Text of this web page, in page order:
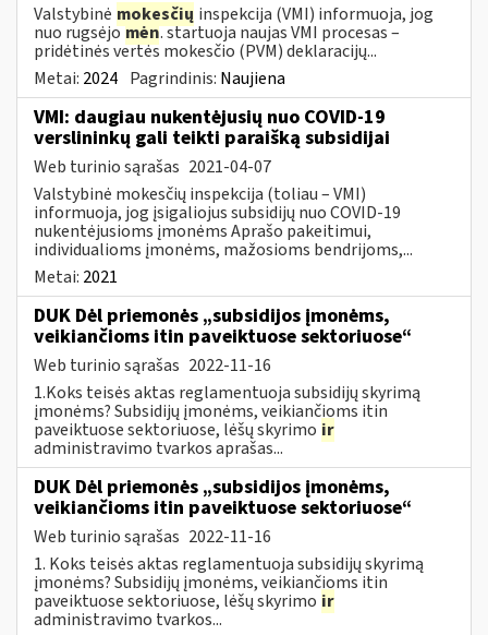
Valstybinė mokesčių inspekcija (VMI) informuoja, jog
nuo rugsėjomėn. startuoja naujas VMI procesas –
pridėtinės vertės mokesčio (PVM) deklaracijų...
Metai: 2024 Pagrindinis: Naujiena
VMI: daugiau nukentėjusių nuo COVID-19
verslininkų gali teikti paraišką subsidijai
Web turinio sąrašas 2021-04-07
Valstybinė mokesčių inspekcija (toliau – VMI)
informuoja, jog įsigaliojus subsidijų nuo COVID-19
nukentėjusioms įmonėms Aprašo pakeitimui,
individualioms įmonėms, mažosioms bendrijoms,...
Metai: 2021
DUK Dėl priemonės „subsidijos įmonėms,
veikiančioms itin paveiktuose sektoriuose“
Web turinio sąrašas 2022-11-16
1.Koks teisės aktas reglamentuoja subsidijų skyrimą
įmonėms? Subsidijų įmonėms, veikiančioms itin
paveiktuose sektoriuose, lėšų skyrimo ir
administravimo tvarkos aprašas...
DUK Dėl priemonės „subsidijos įmonėms,
veikiančioms itin paveiktuose sektoriuose“
Web turinio sąrašas 2022-11-16
1. Koks teisės aktas reglamentuoja subsidijų skyrimą
įmonėms? Subsidijų įmonėms, veikiančioms itin
paveiktuose sektoriuose, lėšų skyrimo ir
administravimo tvarkos...